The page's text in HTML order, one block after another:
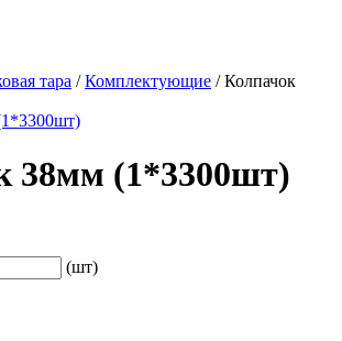
тара /Комплектующие / Колпачок
38мм (1*3300шт)
(шт)